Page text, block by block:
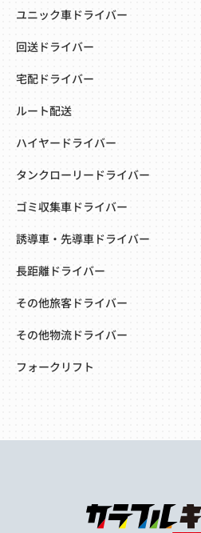
ユニック車ドライバー
回送ドライバー
宅配ドライバー
ルート配送
ハイヤードライバー
タンクローリードライバー
ゴミ収集車ドライバー
誘導車・先導車ドライバー
長距離ドライバー
その他旅客ドライバー
その他物流ドライバー
フォークリフト